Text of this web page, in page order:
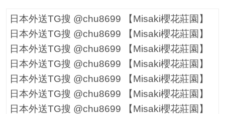
日本外送TG搜 @chu8699 【Misaki櫻花莊園】
日本外送TG搜 @chu8699 【Misaki櫻花莊園】
日本外送TG搜 @chu8699 【Misaki櫻花莊園】
日本外送TG搜 @chu8699 【Misaki櫻花莊園】
日本外送TG搜 @chu8699 【Misaki櫻花莊園】
日本外送TG搜 @chu8699 【Misaki櫻花莊園】
日本外送TG搜 @chu8699 【Misaki櫻花莊園】